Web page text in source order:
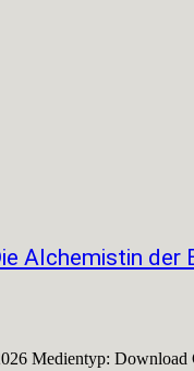
Alchemistin der
Medientyp: Download